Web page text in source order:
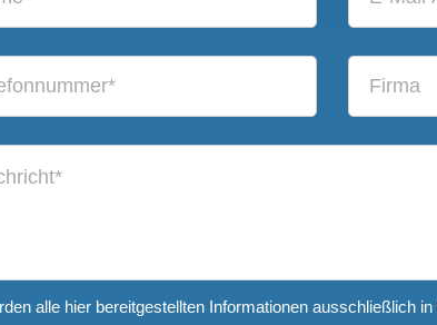
alle hier bereitgestellten Informationen ausschließlich